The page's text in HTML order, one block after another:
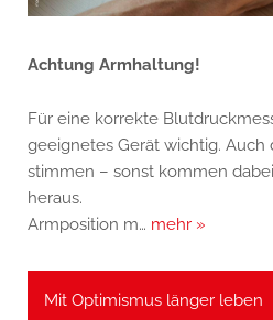
Achtung Armhaltung!
Für eine korrekte
geeignetes Gerät wichtig.
stimmen – sonst kommen
heraus.
Armposition m… mehr »
Mit Optimismus länger leben